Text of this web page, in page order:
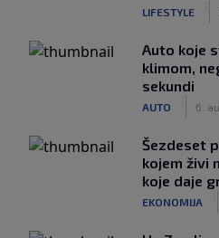
LIFESTYLE
Auto koje
klimom,
sekundi
AUTO 6.
Šezdeset
kojem živi
koje daje
EKONOMIJA